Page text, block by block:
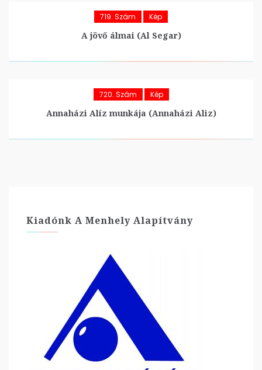
719. Szám Kép
A jövő álmai (Al Segar)
720. Szám Kép
Annaházi Alíz munkája (Annaházi Aliz)
Kiadónk A Menhely Alapítvány